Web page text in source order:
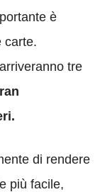
è
carte.
tre
di rendere
più facile,